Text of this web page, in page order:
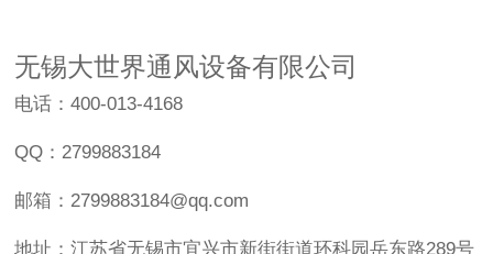
无锡大世界通风设备有限公司
电话：400-013-4168
QQ：2799883184
邮箱：2799883184@qq.com
地址：江苏省无锡市宜兴市新街街道环科园岳东路289号